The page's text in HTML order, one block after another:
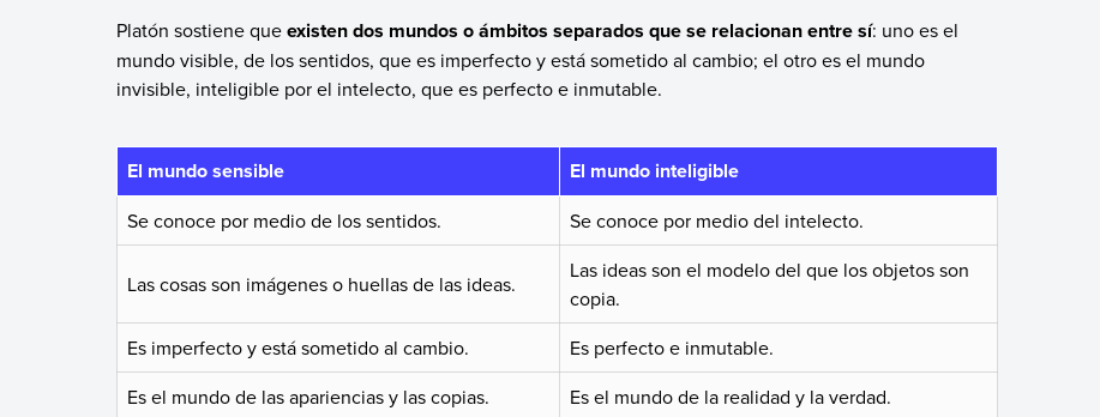
Platón sostiene queexisten dos mundos o ámbitos separados que se relacionan entre sí: uno es el
mundo visible, de los sentidos, que es imperfecto y está sometido al cambio; el otro es el mundo
invisible, inteligible por el intelecto, que es perfecto e inmutable.
El mundo sensible El mundo inteligible
Se conoce por medio de los sentidos. Se conoce por medio del intelecto.
Las cosas son imágenes o huellas de las ideas.
Las ideas son el modelo del que los objetos son
copia.
Es imperfecto y está sometido al cambio.
Es perfecto e inmutable.
Es el mundo de las apariencias y las copias.
Es el mundo de la realidad y la verdad.